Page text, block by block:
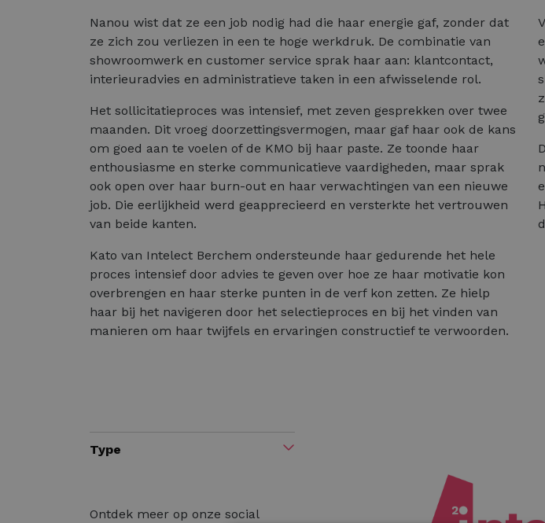
Nanou wist dat ze een job nodig had die haar energie gaf, zonder dat
ze zich zou verliezen in een te hoge werkdruk. De combinatie van
showroomwerk en customer service sprak haar aan: klantcontact,
interieuradvies en administratieve taken in een afwisselende rol.
Het sollicitatieproces was intensief, met zeven gesprekken over twee
maanden. Dit vroeg doorzettingsvermogen, maar gaf haar ook de kans
om goed aan te voelen of de KMO bij haar paste. Ze toonde haar
enthousiasme en sterke communicatieve vaardigheden, maar sprak
ook open over haar burn-out en haar verwachtingen van een nieuwe
job. Die eerlijkheid werd geapprecieerd en versterkte het vertrouwen
van beide kanten.
Kato van Intelect Berchem ondersteunde haar gedurende het hele
proces intensief door advies te geven over hoe ze haar motivatie kon
overbrengen en haar sterke punten in de verf kon zetten. Ze hielp
haar bij het navigeren door het selectieproces en bij het vinden van
manieren om haar twijfels en ervaringen constructief te verwoorden.
Type
Ontdek meer op onze social